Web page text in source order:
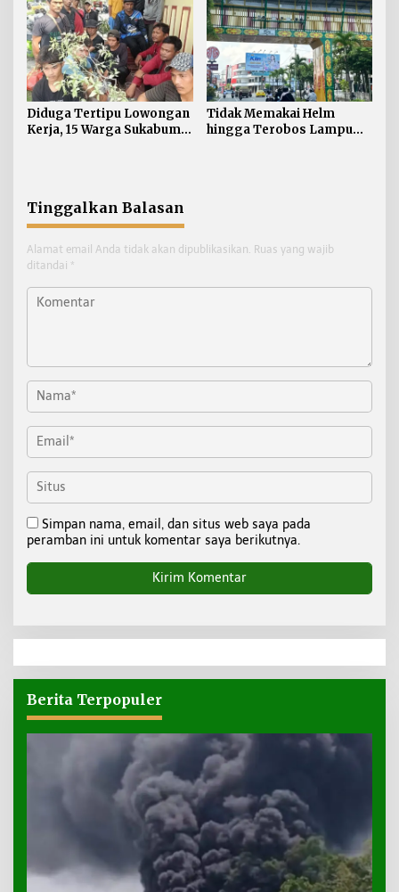
Diduga Tertipu Lowongan
Kerja, 15 Warga Sukabumi
Tidak Memakai Helm
hingga Terobos Lampu
Tinggalkan Balasan
Alamat email Anda tidak akan dipublikasikan. Ruas yang wajib
ditandai *
Simpan nama, email, dan situs web saya pada
peramban ini untuk komentar saya berikutnya.
Berita Terpopuler